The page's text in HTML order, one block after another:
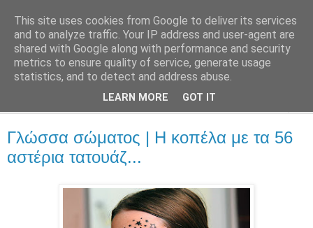
::Alma Libre
Τεχνολογία, επιχειρηματικότητα, διαδίκτυο.
Γλώσσα σώματος | Η κοπέλα με τα 56
αστέρια τατουάζ...
This site uses cookies from Google to deliver its services
and to analyze traffic. Your IP address and user-agent are
shared with Google along with performance and security
metrics to ensure quality of service, generate usage
statistics, and to detect and address abuse.
LEARN MORE GOT IT